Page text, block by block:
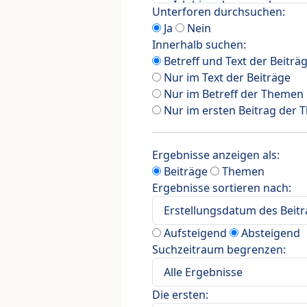
Unterforen durchsuchen:
Ja
Nein
Innerhalb suchen:
Betreff und Text der
Nur im Text der Beiträge
Nur im Betreff der Themen
Nur im ersten Beitrag der
Ergebnisse anzeigen als:
Beiträge
Themen
Ergebnisse sortieren nach:
Aufsteigend
Absteigend
Suchzeitraum begrenzen:
Die ersten: